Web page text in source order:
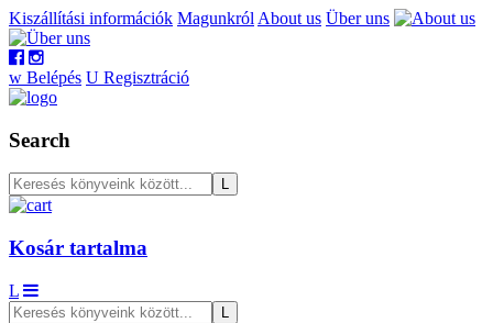
Kiszállítási információk Magunkról About us Über uns
w Belépés U Regisztráció
Search
Kosár tartalma
L